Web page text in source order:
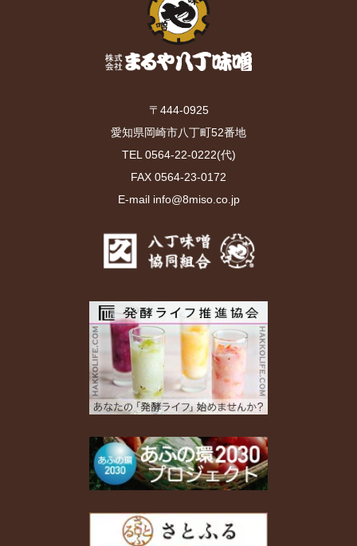
〒444-0925
愛知県岡崎市八丁町52番地
TEL 0564-22-0222(代)
FAX 0564-23-0172
E-mail info@8miso.co.jp